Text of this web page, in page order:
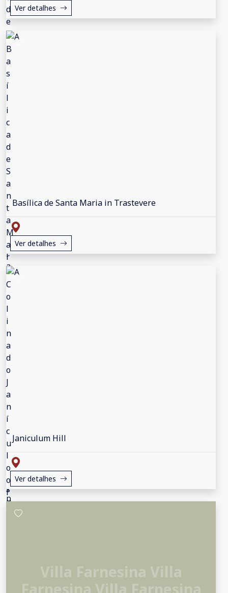
Ver detalhes
Basílica de Santa Maria in Trastevere
Ver detalhes
Janiculum Hill
Ver detalhes